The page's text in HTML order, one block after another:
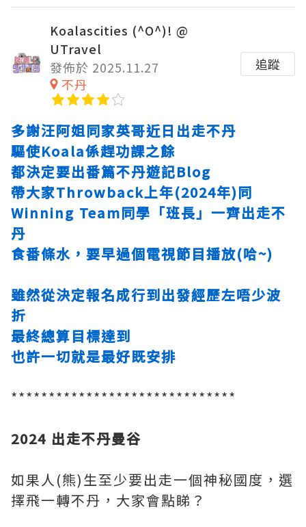
Koalascities (^O^)! @
UTravel
發佈於 2025.11.27
不丹
追蹤
多謝汪阿姐同家英哥近日出走不丹
驅使Koala係趕功課之餘
都決定要出番篇不丹遊記Blog
帶大家Throwback上年(2024年)同
Winning Team同學「班長」一齊出走不
丹
食番條水，要早過個電視節目播放(哈~)
雖然從決定報名成行到出發經歷左唔少波
折
最終總算目標達到
也許一切就是最好既安排
******************************
2024 出走不丹曼谷
如果人(熊)生至少要出走一個神秘國度，選
擇飛一轉不丹，大家會點睇？